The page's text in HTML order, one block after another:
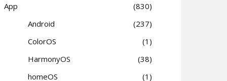
App
830
Android
237
ColorOS
1
HarmonyOS
38
homeOS
1